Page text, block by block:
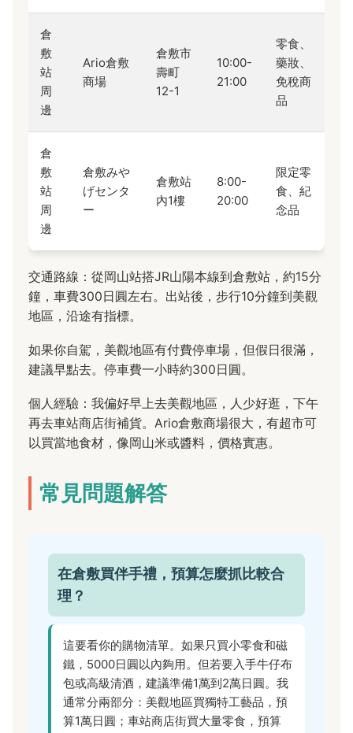
倉
敷
站
周
邊
Ario倉敷
商場
倉敷市
壽町
12-1
10:00-
21:00
零食、
藥妝、
免稅商
品
倉
敷
站
周
邊
倉敷みや
げセンタ
ー
倉敷站
內1樓
8:00-
20:00
限定零
食、紀
念品
交通路線：從岡山站搭JR山陽本線到倉敷站，約15分
鐘，車費300日圓左右。出站後，步行10分鐘到美觀
地區，沿途有指標。
如果你自駕，美觀地區有付費停車場，但假日很滿，
建議早點去。停車費一小時約300日圓。
個人經驗：我偏好早上去美觀地區，人少好逛，下午
再去車站商店街補貨。Ario倉敷商場很大，有超市可
以買當地食材，像岡山米或醬料，價格實惠。
常見問題解答
在倉敷買伴手禮，預算怎麼抓比較合
理？
這要看你的購物清單。如果只買小零食和磁
鐵，5000日圓以內夠用。但若要入手牛仔布
包或高級清酒，建議準備1萬到2萬日圓。我
通常分兩部分：美觀地區買獨特工藝品，預
算1萬日圓；車站商店街買大量零食，預算